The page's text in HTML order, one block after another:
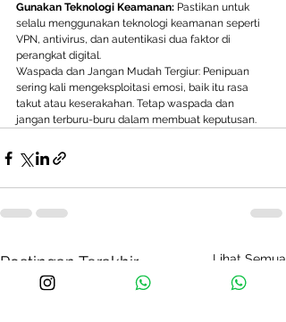
Gunakan Teknologi Keamanan: Pastikan untuk
selalu menggunakan teknologi keamanan seperti
VPN, antivirus, dan autentikasi dua faktor di
perangkat digital.
Waspada dan Jangan Mudah Tergiur: Penipuan
sering kali mengeksploitasi emosi, baik itu rasa
takut atau keserakahan. Tetap waspada dan
jangan terburu-buru dalam membuat keputusan.
Postingan Terakhir Lihat Semua